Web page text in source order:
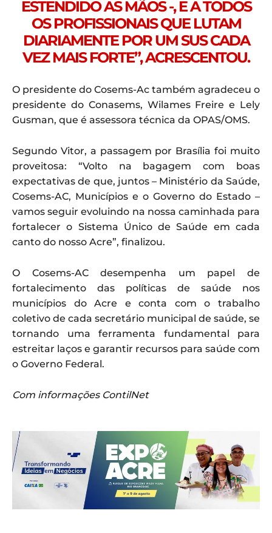
ESTENDIDO AS MÃOS -, E A TODOS
OS PROFISSIONAIS QUE LUTAM
DIARIAMENTE POR UM SUS CADA
VEZ MAIS FORTE”, ACRESCENTOU.
O presidente do Cosems-Ac também agradeceu o
presidente do Conasems, Wilames Freire e Lely
Gusman, que é assessora técnica da OPAS/OMS.
Segundo Vitor, a passagem por Brasília foi muito
proveitosa: “Volto na bagagem com boas
expectativas de que, juntos – Ministério da Saúde,
Cosems-AC, Municípios e o Governo do Estado –
vamos seguir evoluindo na nossa caminhada para
fortalecer o Sistema Único de Saúde em cada
canto do nosso Acre”, finalizou.
O Cosems-AC desempenha um papel de
fortalecimento das políticas de saúde nos
municípios do Acre e conta com o trabalho
coletivo de cada secretário municipal de saúde, se
tornando uma ferramenta fundamental para
estreitar laços e garantir recursos para saúde com
o Governo Federal.
Com informações ContilNet